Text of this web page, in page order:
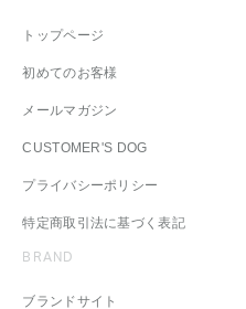
トップページ
初めてのお客様
メールマガジン
CUSTOMER'S DOG
プライバシーポリシー
特定商取引法に基づく表記
BRAND
ブランドサイト